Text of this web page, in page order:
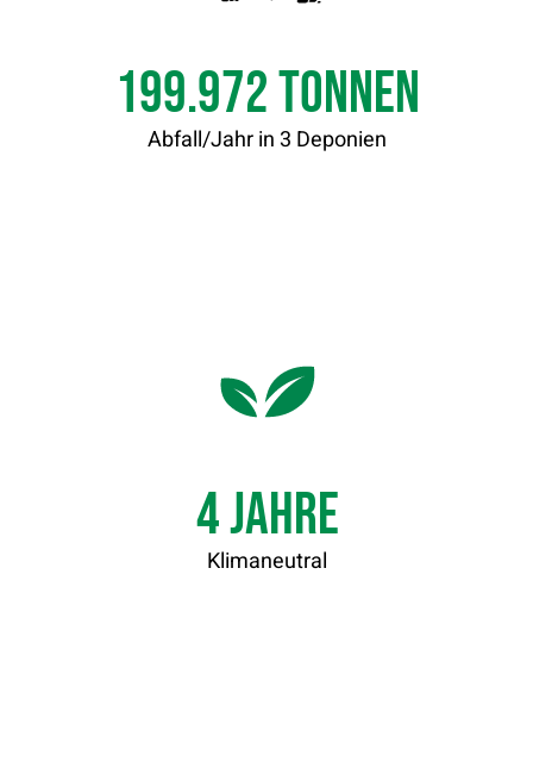
199.999Tonnen
Abfall/Jahr in 3 Deponien
4Jahre
Klimaneutral